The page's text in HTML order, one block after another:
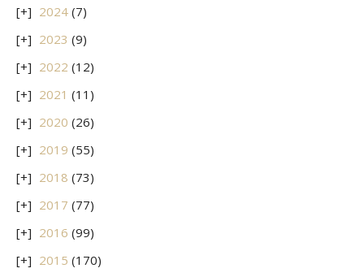
2024 (7)
2023 (9)
2022 (12)
2021 (11)
2020 (26)
2019 (55)
2018 (73)
2017 (77)
2016 (99)
2015 (170)